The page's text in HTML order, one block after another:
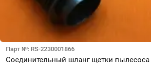
Парт №: RS-2230001866
Соединительный шланг щетки пылесоса